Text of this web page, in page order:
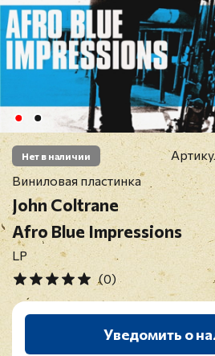
Нет в наличии
Виниловая пластинка
John Coltrane
Afro Blue Impressions
LP
(0)
Уведомить о